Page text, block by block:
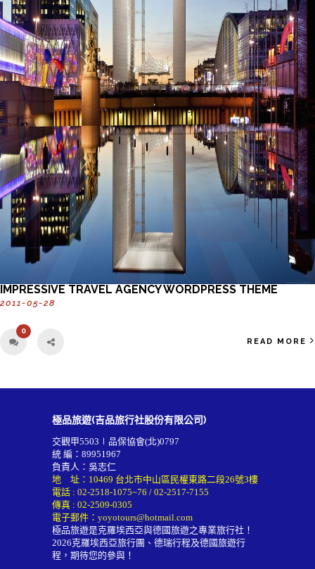
IMPRESSIVE TRAVEL AGENCY WORDPRESS THEME
2011-05-28
0
READ MORE
極品旅遊(吉品旅行社股份有限公司)
交觀甲5503∣品保協會(北)0797
統 編：89951967
負責人：吳志仁
地 址：10469 台北市中山區民權東路二段26號3樓
電話 : 02-2518-1075~76 / 02-2517-7155
傳真 : 02-2509-0305
電子郵件： yoyotours@hotmail.com
極品旅遊是克羅埃西亞與德國旅遊之專業旅行社！
2026克羅埃西亞旅行團 、德瑞行程及德國旅遊行
程 ，期待您的參與！